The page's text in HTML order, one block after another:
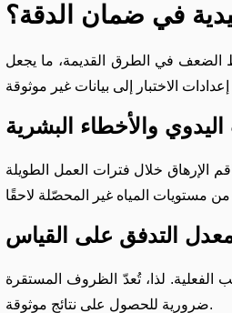
في ضمان الدقة؟
الضعف في الطرق القديمة، ما يجعل
والأخطاء البشرية
الإرهاق خلال فترات العمل الطويلة
التدفق على القياس
الفعلية. لذا، تُعدّ الظروف المستقرة
ضرورية للحصول على نتائج موثوقة.